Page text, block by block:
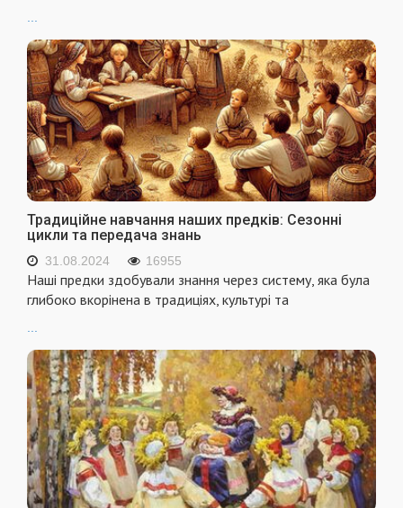
Традиційне навчання наших предків: Сезонні
цикли та передача знань
31.08.2024 16955
Наші предки здобували знання через систему, яка була
глибоко вкорінена в традиціях, культурі та
...